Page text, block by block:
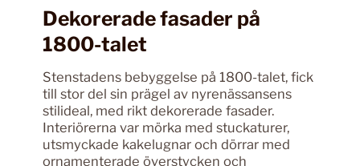
Dekorerade fasader på
1800-talet
Stenstadens bebyggelse på 1800-talet, fick
till stor del sin prägel av nyrenässansens
stilideal, med rikt dekorerade fasader.
Interiörerna var mörka med stuckaturer,
utsmyckade kakelugnar och dörrar med
ornamenterade överstycken och